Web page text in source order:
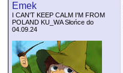
Emek
I CAN'T KEEP CALM I'M FROM
POLAND KU_WA Słońce do
04.09.24